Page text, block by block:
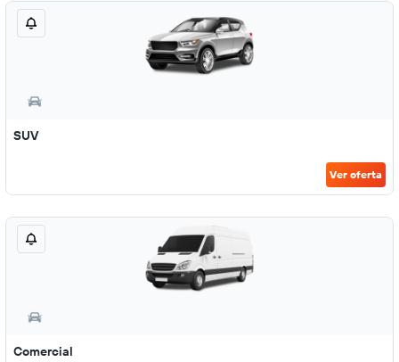
SUV
Ver oferta
Comercial